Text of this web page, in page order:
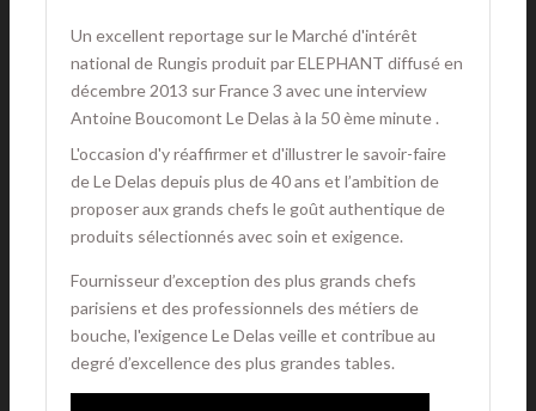
Un excellent reportage sur le Marché d'intérêt
national de Rungis produit par ELEPHANT diffusé en
décembre 2013 sur France 3 avec une interview
Antoine Boucomont Le Delas à la 50 ème minute .
L'occasion d'y réaffirmer et d'illustrer le savoir-faire
de Le Delas depuis plus de 40 ans et l’ambition de
proposer aux grands chefs le goût authentique de
produits sélectionnés avec soin et exigence.
Fournisseur d’exception des plus grands chefs
parisiens et des professionnels des métiers de
bouche, l'exigence Le Delas veille et contribue au
degré d’excellence des plus grandes tables.